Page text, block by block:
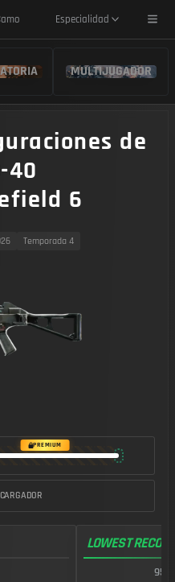
Especialidad
MULTIJUGADOR
de
40
6
Temporada 4
PREMIUM
CARGADOR
LOWEST RECOIL
95/